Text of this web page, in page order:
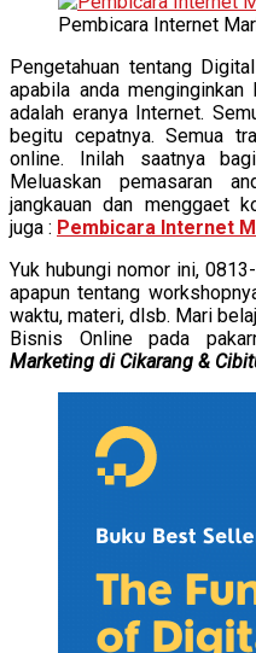
Pembicara Internet
Pengetahuan tentang
apabila anda
adalah eranya Internet.
begitu cepatnya. Semua
online. Inilah saatnya
Meluaskan pemasaran
jangkauan dan menggaet
juga : Pembicara Internet
Yuk hubungi nomor ini,
apapun tentang
waktu, materi, dlsb. Mari
Bisnis Online pada
Marketing di Cikarang &